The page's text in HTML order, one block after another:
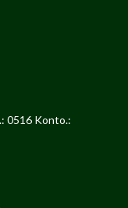
0516 Konto.: